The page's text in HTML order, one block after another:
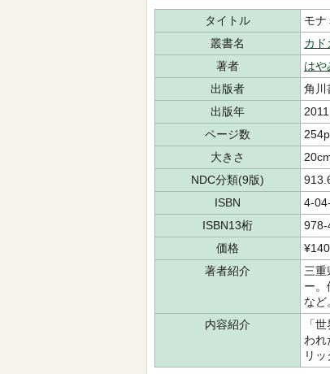
タイトル
モナ
叢書名
カド
著者
は
出版者
角川
出版年
ページ数
254p
大きさ
NDC分類(9版)
ISBN
4-
ISBN13桁
978-
価格
著者紹介
三重
ー。
など
内容紹介
「
われ
リ